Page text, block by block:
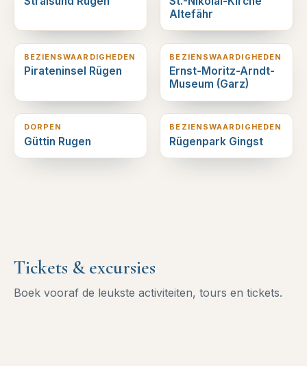
Altefähr
10 km verderop
BEZIENSWAARDIGHEDEN
Pirateninsel Rügen
17 km verderop
BEZIENSWAARDIGHEDEN
Ernst-Moritz-Arndt-
Museum (Garz)
18 km verderop
DORPEN
Güttin Rugen
19 km verderop
BEZIENSWAARDIGHEDEN
Rügenpark Gingst
Tickets & excursies
Boek vooraf de leukste activiteiten, tours en tickets.